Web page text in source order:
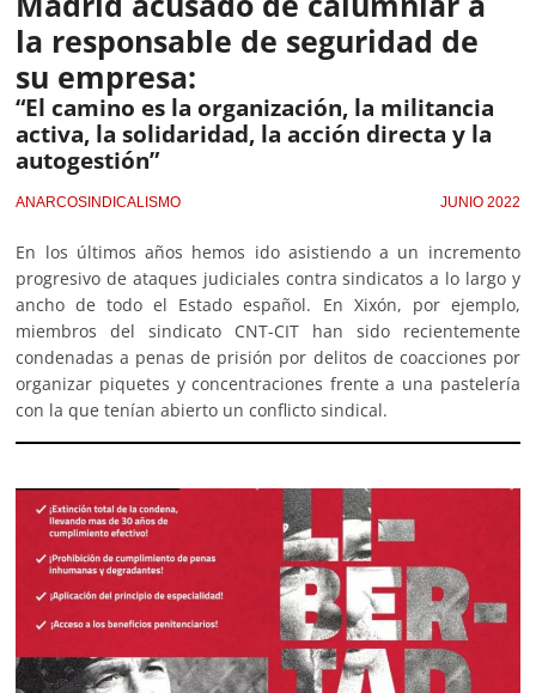
la responsable de seguridad de
su empresa:
“El camino es la organización, la militancia
activa, la solidaridad, la acción directa y la
autogestión”
ANARCOSINDICALISMO JUNIO 2022
En los últimos años hemos ido asistiendo a un incremento
progresivo de ataques judiciales contra sindicatos a lo largo y
ancho de todo el Estado español. En Xixón, por ejemplo,
miembros del sindicato CNT-CIT han sido recientemente
condenadas a penas de prisión por delitos de coacciones por
organizar piquetes y concentraciones frente a una pastelería
con la que tenían abierto un conflicto sindical.